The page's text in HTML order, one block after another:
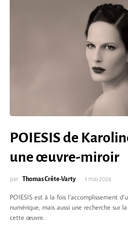
POIESIS de
une œuvre-miroir
par Thomas Crête-Varty 1 mai 2024
POIESIS est à la fois l’accomplissement
numérique, mais aussi une recherche sur
cette œuvre.